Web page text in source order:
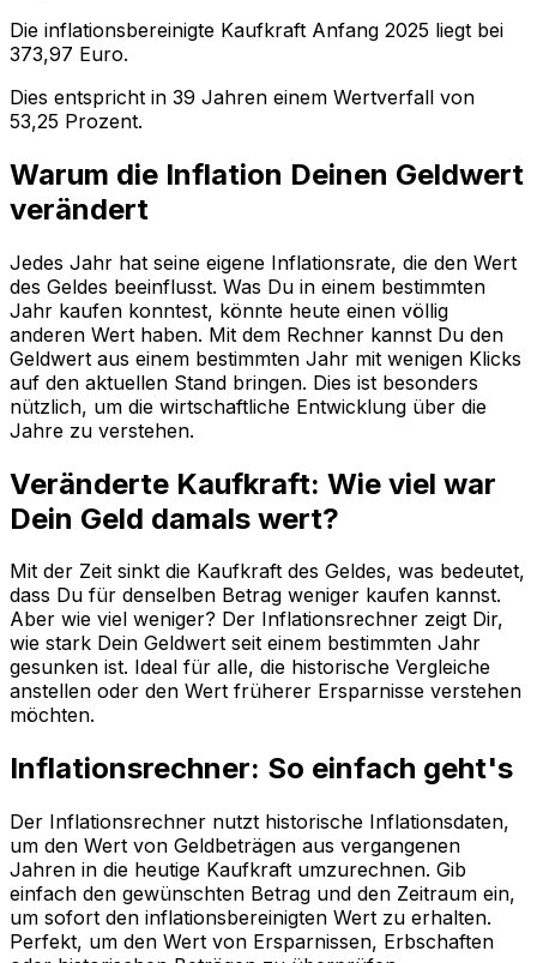
Die inflationsbereinigte Kaufkraft Anfang 2025 liegt bei
373,97 Euro.
Dies entspricht in 39 Jahren einem Wertverfall von
53,25 Prozent.
Warum die Inflation Deinen Geldwert
verändert
Jedes Jahr hat seine eigene Inflationsrate, die den Wert
des Geldes beeinflusst. Was Du in einem bestimmten
Jahr kaufen konntest, könnte heute einen völlig
anderen Wert haben. Mit dem Rechner kannst Du den
Geldwert aus einem bestimmten Jahr mit wenigen Klicks
auf den aktuellen Stand bringen. Dies ist besonders
nützlich, um die wirtschaftliche Entwicklung über die
Jahre zu verstehen.
Veränderte Kaufkraft: Wie viel war
Dein Geld damals wert?
Mit der Zeit sinkt die Kaufkraft des Geldes, was bedeutet,
dass Du für denselben Betrag weniger kaufen kannst.
Aber wie viel weniger? Der Inflationsrechner zeigt Dir,
wie stark Dein Geldwert seit einem bestimmten Jahr
gesunken ist. Ideal für alle, die historische Vergleiche
anstellen oder den Wert früherer Ersparnisse verstehen
möchten.
Inflationsrechner: So einfach geht's
Der Inflationsrechner nutzt historische Inflationsdaten,
um den Wert von Geldbeträgen aus vergangenen
Jahren in die heutige Kaufkraft umzurechnen. Gib
einfach den gewünschten Betrag und den Zeitraum ein,
um sofort den inflationsbereinigten Wert zu erhalten.
Perfekt, um den Wert von Ersparnissen, Erbschaften